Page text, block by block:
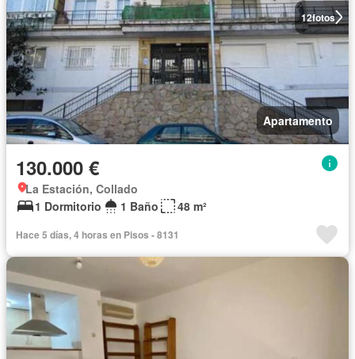
12fotos
Apartamento
130.000 €
La Estación, Collado
1 Dormitorio
1 Baño 48 m²
Hace 5 días, 4 horas en Pisos - 8131